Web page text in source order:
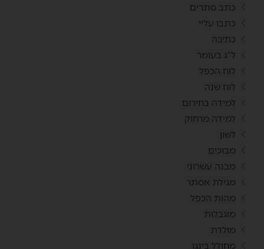
כתב סתרים
כתבו עליי
כתיבה
ל"ג בעומר
לוח הכפל
לוח שנה
למידה בחירום
למידה מרחוק
לשון
מבוכים
מבנה עשרוני
מגילת אסתר
מהות הכפל
מוגבלות
מולדת
מחולל בינגו